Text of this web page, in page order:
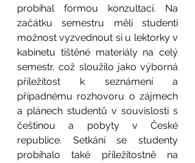
probíhal formou konzultací. Na
začátku semestru měli studenti
možnost vyzvednout si u lektorky v
kabinetu tištěné materiály na celý
semestr, což sloužilo jako výborná
příležitost k seznámení a
případnému rozhovoru o zájmech
a plánech studentů v souvislosti s
češtinou a pobyty v České
republice. Setkání se studenty
probíhalo také příležitostně na